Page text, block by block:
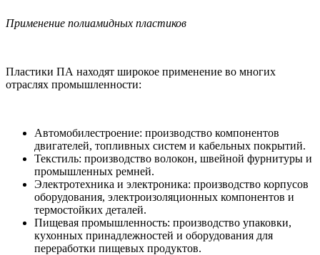
Применение полиамидных пластиков
Пластики ПА находят широкое применение во многих
отраслях промышленности:
Автомобилестроение: производство компонентов
двигателей, топливных систем и кабельных покрытий.
Текстиль: производство волокон, швейной фурнитуры и
промышленных ремней.
Электротехника и электроника: производство корпусов
оборудования, электроизоляционных компонентов и
термостойких деталей.
Пищевая промышленность: производство упаковки,
кухонных принадлежностей и оборудования для
переработки пищевых продуктов.